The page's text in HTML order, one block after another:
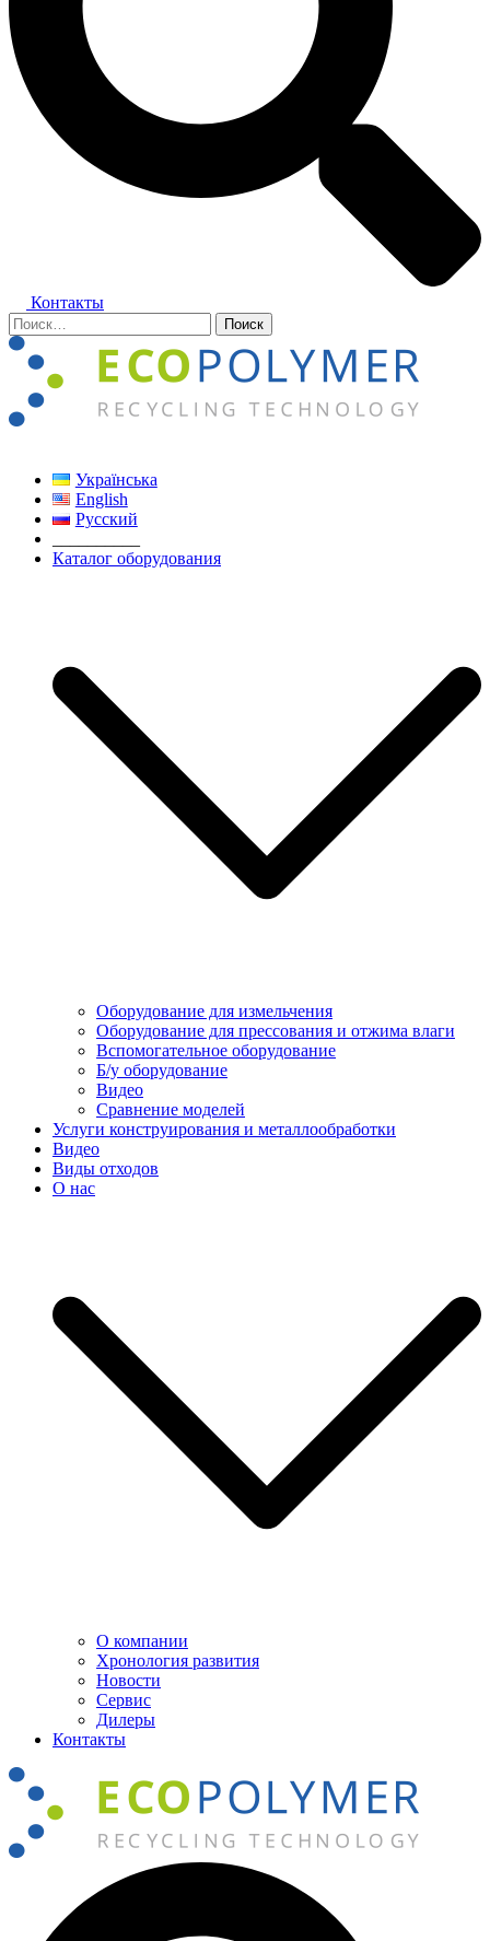
Контакты
Найти:
Українська
English
Русский
Каталог оборудования
Оборудование для измельчения
Оборудование для прессования и отжима влаги
Вспомогательное оборудование
Б/у оборудование
Видео
Сравнение моделей
Услуги конструирования и металлообработки
Видео
Виды отходов
О нас
О компании
Хронология развития
Новости
Сервис
Дилеры
Контакты